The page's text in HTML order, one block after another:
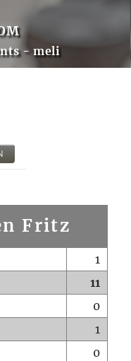
- meli
Fritz
1
11
0
1
0